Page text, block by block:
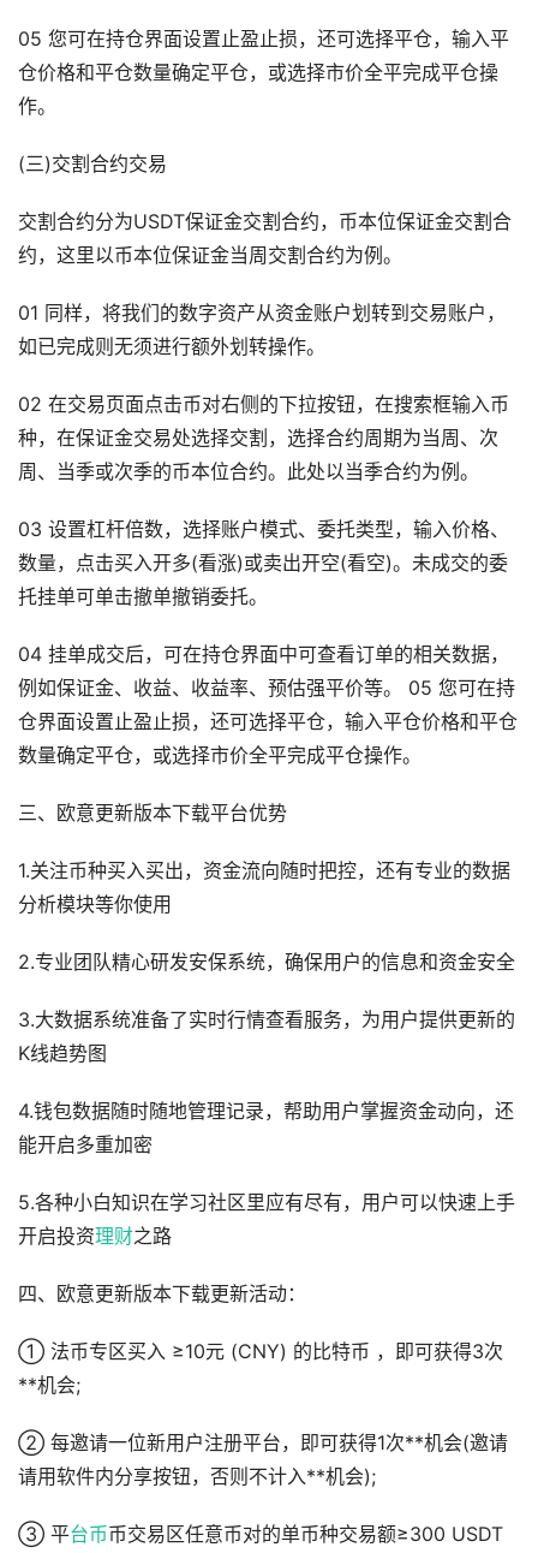
05 您可在持仓界面设置止盈止损，还可选择平仓，输入平
仓价格和平仓数量确定平仓，或选择市价全平完成平仓操
作。
(三)交割合约交易
交割合约分为USDT保证金交割合约，币本位保证金交割合
约，这里以币本位保证金当周交割合约为例。
01 同样，将我们的数字资产从资金账户划转到交易账户，
如已完成则无须进行额外划转操作。
02 在交易页面点击币对右侧的下拉按钮，在搜索框输入币
种，在保证金交易处选择交割，选择合约周期为当周、次
周、当季或次季的币本位合约。此处以当季合约为例。
03 设置杠杆倍数，选择账户模式、委托类型，输入价格、
数量，点击买入开多(看涨)或卖出开空(看空)。未成交的委
托挂单可单击撤单撤销委托。
04 挂单成交后，可在持仓界面中可查看订单的相关数据，
例如保证金、收益、收益率、预估强平价等。 05 您可在持
仓界面设置止盈止损，还可选择平仓，输入平仓价格和平仓
数量确定平仓，或选择市价全平完成平仓操作。
三、欧意更新版本下载平台优势
1.关注币种买入买出，资金流向随时把控，还有专业的数据
分析模块等你使用
2.专业团队精心研发安保系统，确保用户的信息和资金安全
3.大数据系统准备了实时行情查看服务，为用户提供更新的
K线趋势图
4.钱包数据随时随地管理记录，帮助用户掌握资金动向，还
能开启多重加密
5.各种小白知识在学习社区里应有尽有，用户可以快速上手
开启投资理财之路
四、欧意更新版本下载更新活动：
① 法币专区买入 ≥10元 (CNY) 的比特币 ，即可获得3次
**机会;
② 每邀请一位新用户注册平台，即可获得1次**机会(邀请
请用软件内分享按钮，否则不计入**机会);
③ 平台币币交易区任意币对的单币种交易额≥300 USDT